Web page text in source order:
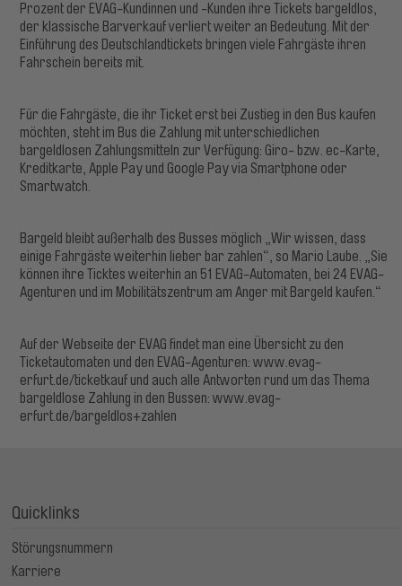
Prozent der EVAG-Kundinnen und -Kunden ihre Tickets bargeldlos,
der klassische Barverkauf verliert weiter an Bedeutung. Mit der
Einführung des Deutschlandtickets bringen viele Fahrgäste ihren
Fahrschein bereits mit.
Für die Fahrgäste, die ihr Ticket erst bei Zustieg in den Bus kaufen
möchten, steht im Bus die Zahlung mit unterschiedlichen
bargeldlosen Zahlungsmitteln zur Verfügung: Giro- bzw. ec-Karte,
Kreditkarte, Apple Pay und Google Pay via Smartphone oder
Smartwatch.
Bargeld bleibt außerhalb des Busses möglich „Wir wissen, dass
einige Fahrgäste weiterhin lieber bar zahlen“, so Mario Laube. „Sie
können ihre Ticktes weiterhin an 51 EVAG-Automaten, bei 24 EVAG-
Agenturen und im Mobilitätszentrum am Anger mit Bargeld kaufen.“
Auf der Webseite der EVAG findet man eine Übersicht zu den
Ticketautomaten und den EVAG-Agenturen: www.evag-
erfurt.de/ticketkauf und auch alle Antworten rund um das Thema
bargeldlose Zahlung in den Bussen: www.evag-
erfurt.de/bargeldlos+zahlen
Quicklinks
Störungsnummern
Karriere